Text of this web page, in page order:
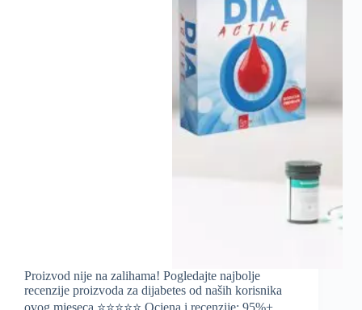
Proizvod nije na zalihama! Pogledajte najbolje
recenzije proizvoda za dijabetes od naših korisnika